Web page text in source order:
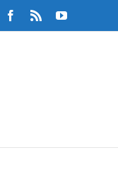
Facebook
Rss YouTube